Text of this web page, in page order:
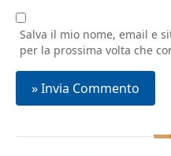
Salva il mio nome, email e
per la prossima volta che